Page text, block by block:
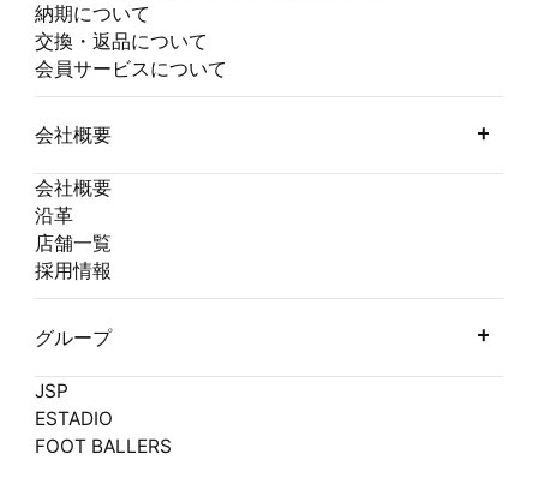
納期について
交換・返品について
会員サービスについて
会社概要
会社概要
沿革
店舗一覧
採用情報
グループ
JSP
ESTADIO
FOOT BALLERS